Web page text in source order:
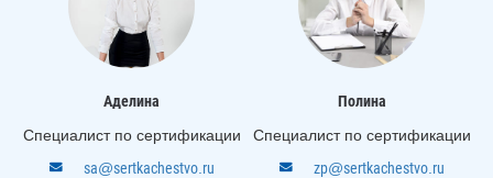
Аделина
Специалист по сертификации
sa@sertkachestvo.ru
Полина
Специалист по сертификации
zp@sertkachestvo.ru